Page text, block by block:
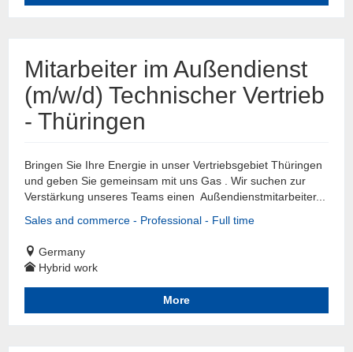
Mitarbeiter im Außendienst
(m/w/d) Technischer Vertrieb
- Thüringen
Bringen Sie Ihre Energie in unser Vertriebsgebiet Thüringen
und geben Sie gemeinsam mit uns Gas . Wir suchen zur
Verstärkung unseres Teams einen Außendienstmitarbeiter...
Sales and commerce - Professional - Full time
Germany
Hybrid work
More